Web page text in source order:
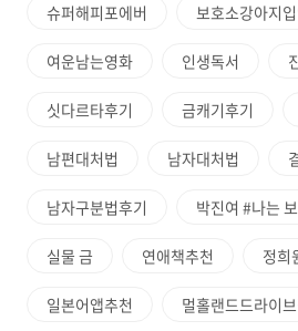
슈퍼해피포에버 보호소강아지
여운남는영화 인생독서
싯다르타후기 금캐기후기
남편대처법 남자대처법
남자구분법후기 박진여 #나는
실물 금 연애책추천 정희
일본어앱추천 멀홀랜드드라이